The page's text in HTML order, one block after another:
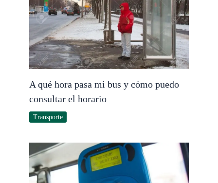
A qué hora pasa mi bus y cómo puedo
consultar el horario
Transporte